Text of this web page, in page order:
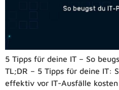
5 Tipps für deine IT – So
TL;DR – 5 Tipps für deine IT:
effektiv vor IT-Ausfälle